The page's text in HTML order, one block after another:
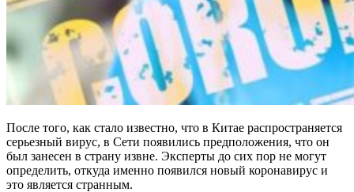
После того, как стало известно, что в Китае распространяется
серьезный вирус, в Сети появились предположения, что он
был занесен в страну извне. Эксперты до сих пор не могут
определить, откуда именно появился новый коронавирус и
это является странным.